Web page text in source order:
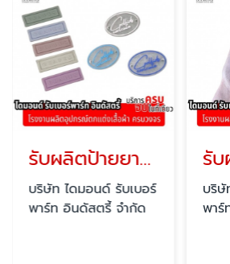
รับผลิตป้ายยางหยอด
บริษัท ไดมอนด์ รับเบอร์
พาร์ท อินดัสตรี้ จำกัด
บริษั
พาร์